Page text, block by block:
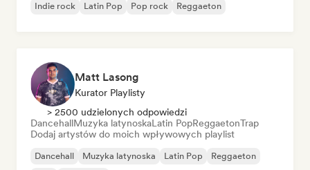
Indie rock
Latin Pop Pop rock Reggaeton
Matt Lasong
Kurator Playlisty
> 2500 udzielonych odpowiedzi
DancehallMuzyka latynoskaLatin PopReggaetonTrap
Dodaj artystów do moich wpływowych playlist
Dancehall Muzyka latynoska Latin Pop
Reggaeton